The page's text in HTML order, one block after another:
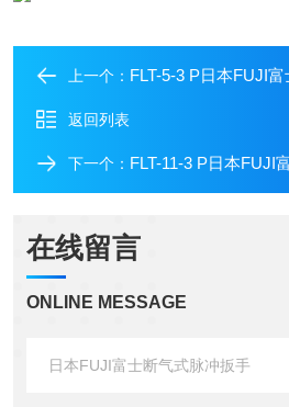
上一个： FLT-5-3 P日本FUJI
返回列表
下一个： FLT-11-3 P日本FUJI
在线留言
ONLINE MESSAGE